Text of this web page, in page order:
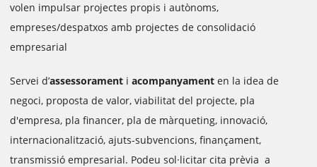
volen impulsar projectes propis i autònoms,
empreses/despatxos amb projectes de consolidació
empresarial
Servei d’assessorament i acompanyament en la idea de
negoci, proposta de valor, viabilitat del projecte, pla
d'empresa, pla financer, pla de màrqueting, innovació,
internacionalització, ajuts-subvencions, finançament,
transmissió empresarial. Podeu sol·licitar cita prèvia a